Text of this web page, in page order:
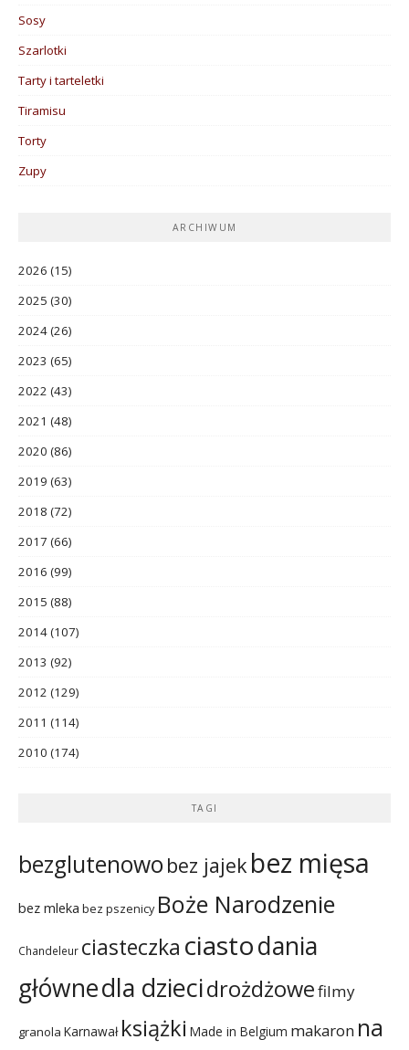
Sosy
Szarlotki
Tarty i tarteletki
Tiramisu
Torty
Zupy
ARCHIWUM
2026 (15)
2025 (30)
2024(26)
2023 (65)
2022 (43)
2021 (48)
2020 (86)
2019 (63)
2018 (72)
2017 (66)
2016 (99)
2015 (88)
2014(107)
2013 (92)
2012 (129)
2011 (114)
2010 (174)
TAGI
bezglutenowo bez jajek bez mięsa
bez mleka bez pszenicy Boże Narodzenie
Chandeleur ciasteczka ciastodania
głównedla dziecidrożdżowefilmy
granola Karnawał książki Made in Belgium makaron na